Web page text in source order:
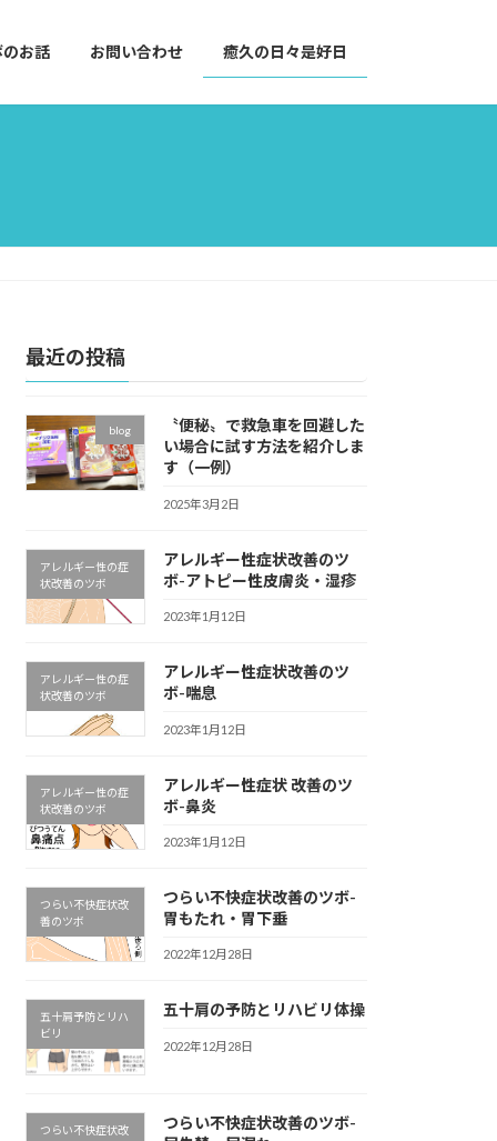
お話 お問い合わせ 癒久の日々是好日
最近の投稿
blog
〝便秘〟で救急車を回避した
い場合に試す方法を紹介しま
す（一例）
2025年3月2日
アレルギー性の症
状改善のツボ
アレルギー性症状改善のツ
ボ-アトピー性皮膚炎・湿疹
2023年1月12日
アレルギー性の症
状改善のツボ
アレルギー性症状改善のツ
ボ-喘息
2023年1月12日
アレルギー性の症
状改善のツボ
アレルギー性症状 改善のツ
ボ-鼻炎
2023年1月12日
つらい不快症状改
善のツボ
つらい不快症状改善のツボ-
胃もたれ・胃下垂
2022年12月28日
五十肩予防とリハ
ビリ
五十肩の予防とリハビリ体操
2022年12月28日
つらい不快症状改
つらい不快症状改善のツボ-